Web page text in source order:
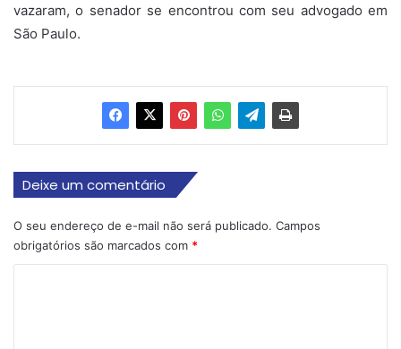
vazaram, o senador se encontrou com seu advogado em
São Paulo.
Deixe um comentário
O seu endereço de e-mail não será publicado. Campos
obrigatórios são marcados com *